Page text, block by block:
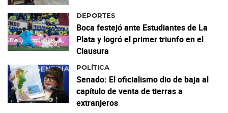
DEPORTES
Boca festejó ante Estudiantes de La
Plata y logró el primer triunfo en el
Clausura
POLÍTICA
Senado: El oficialismo dio de baja al
capítulo de venta de tierras a
extranjeros